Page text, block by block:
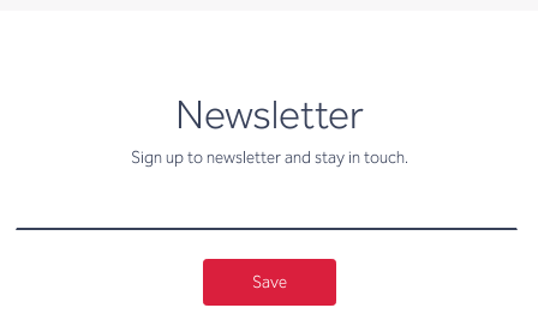
Newsletter
Sign up to newsletter and stay in touch.
newsletter
Save